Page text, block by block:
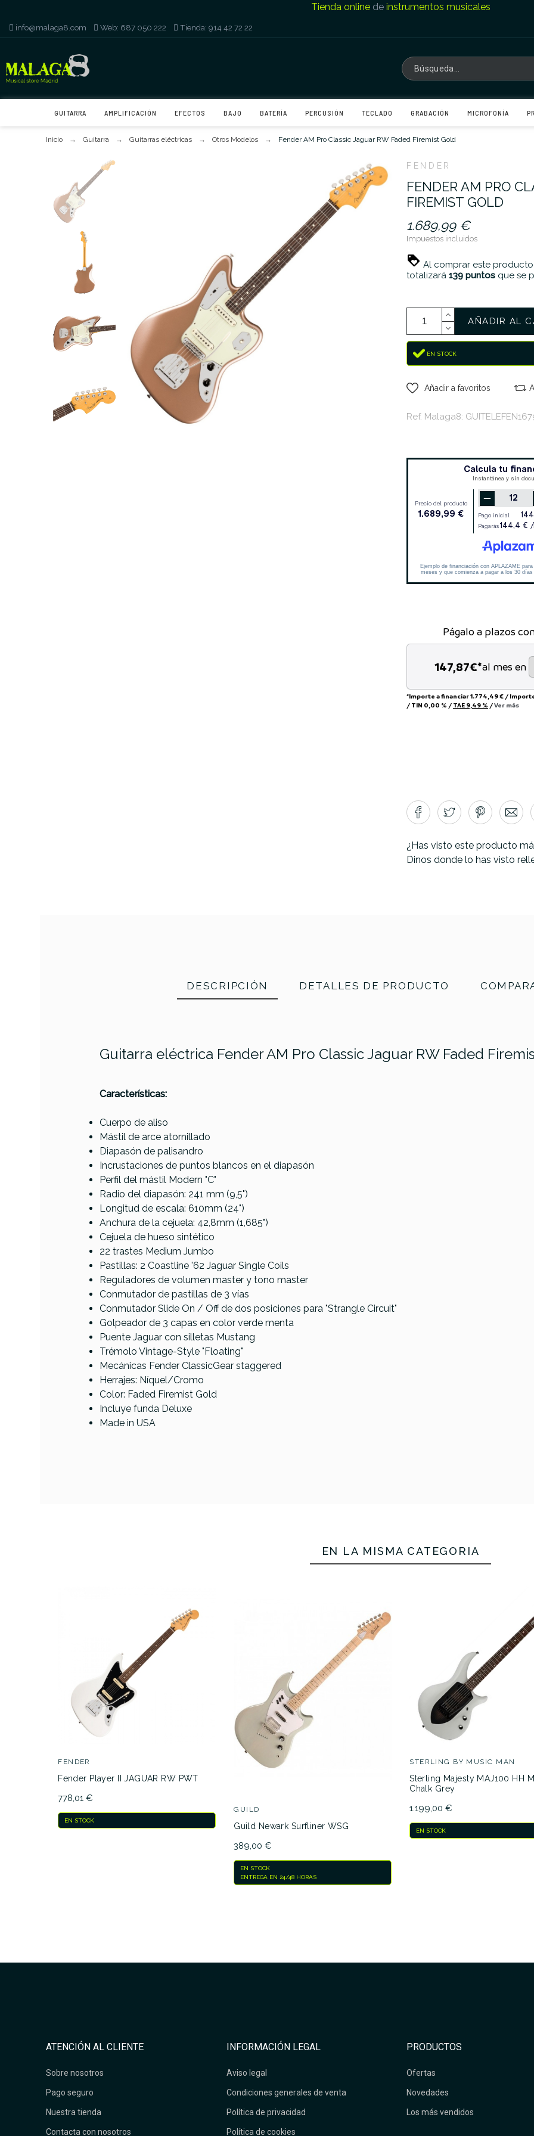
Tienda onlinede instrumentos musicales
info@malaga8.com Web: 687 050 222 Tienda: 914 42 72 22
GUITARRA AMPLIFICACIÓN EFECTOS BAJO BATERÍA PERCUSIÓN TECLADO GRABACIÓN MICROFONÍA
Inicio Guitarra Guitarras eléctricas Otros Modelos Fender AM Pro Classic Jaguar RW Faded Firemist Gold
FENDER
FENDER AM PRO
FIREMIST GOLD
1.689,99 €
Impuestos incluidos
Al comprar este
totalizará 139 puntos que se
AÑADIR AL
EN STOCK
Añadir a favoritos
Ref. Malaga8:
Págalo a plazos
147,87€*al mes en
*Importe a financiar1.774,49 € /
/ TIN 0,00 % / TAE 9,49 % /Ver más
¿Has visto este producto
Dinos donde lo has visto
DESCRIPCIÓN DETALLES DE PRODUCTO
Guitarra eléctrica Fender AM Pro Classic Jaguar RW Faded
Características:
Cuerpo de aliso
Mástil de arce atornillado
Diapasón de palisandro
Incrustaciones de puntos blancos en el diapasón
Perfil del mástil Modern "C"
Radio del diapasón: 241 mm (9,5")
Longitud de escala: 610mm (24")
Anchura de la cejuela: 42,8mm (1,685")
Cejuela de hueso sintético
22 trastes Medium Jumbo
Pastillas: 2 Coastline '62 Jaguar Single Coils
Reguladores de volumen master y tono master
Conmutador de pastillas de 3 vías
Conmutador Slide On / Off de dos posiciones para "Strangle Circuit"
Golpeador de 3 capas en color verde menta
Puente Jaguar con silletas Mustang
Trémolo Vintage-Style "Floating"
Mecánicas Fender ClassicGear staggered
Herrajes: Níquel/Cromo
Color: Faded Firemist Gold
Incluye funda Deluxe
Made in USA
ReferenciaGUITELEFEN1679
PRODUCTO
AVAILABILITY
PRECIO
DESCRIPCIÓN
EN LA MISMA CATEGORÍA
FENDER
Fender Player II JAGUAR RW PWT
778,01 €
EN STOCK
GUILD
Guild Newark Surfliner WSG
389,00 €
EN STOCK
ENTREGA EN 24/48 HORAS
STERLING BY MUSIC MAN
Sterling Majesty MAJ100 HH
Chalk Grey
1.199,00 €
EN STOCK
ATENCIÓN AL CLIENTE
Sobre nosotros
Pago seguro
Nuestra tienda
Contacta con nosotros
INFORMACIÓN LEGAL
Aviso legal
Condiciones generales de venta
Política de privacidad
Política de cookies
PRODUCTOS
Ofertas
Novedades
Los más vendidos